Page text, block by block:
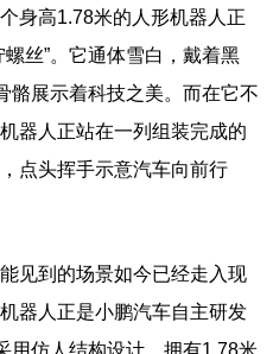
高1.78米的人形机器人正
丝”。它通体雪白，戴着黑
骼展示着科技之美。而在它不
器人正站在一列组装完成的
点头挥手示意汽车向前行
到的场景如今已经走入现
器人正是小鹏汽车自主研发
用仿人结构设计，拥有1.78米